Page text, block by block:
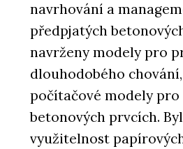
navrhování a
předpjatých
navrženy modely pro
dlouhodobého
počítačové modely
betonových prvcích.
využitelnost